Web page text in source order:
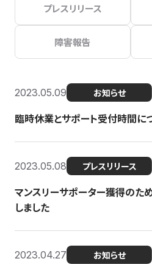
プレスリリース
障害報告
2023.05.09 お知らせ
臨時休業とサポート受付時間に
2023.05.08 プレスリリース
マンスリーサポーター獲得のた
しました
2023.04.27 お知らせ